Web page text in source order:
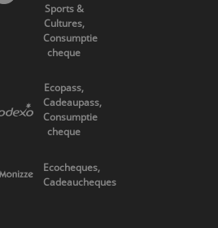
Sports &
Cultures,
Consumptie
cheque
Ecopass,
Cadeaupass,
Consumptie
cheque
Ecocheques,
Cadeaucheques